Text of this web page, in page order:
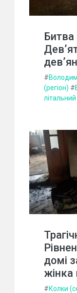
Битва
#
(регіон) #
домі
жінка
#Колки